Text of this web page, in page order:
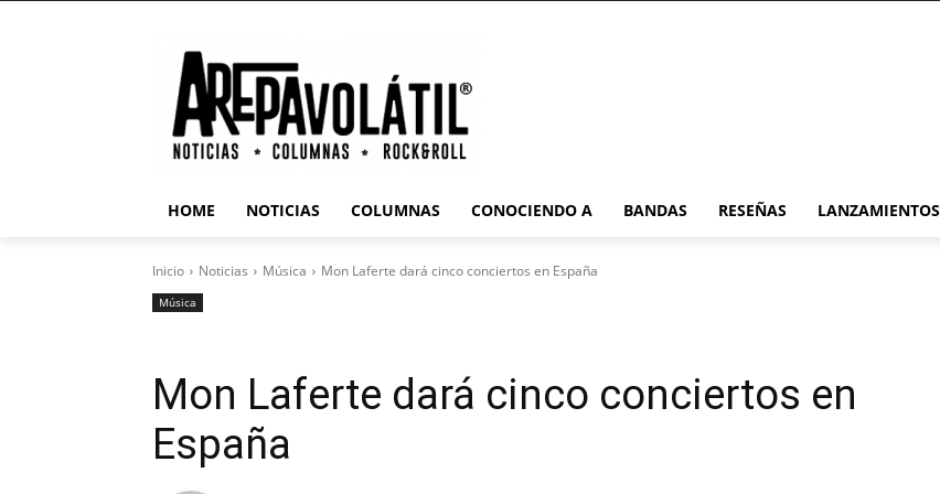
HOME NOTICIAS COLUMNAS CONOCIENDO A BANDAS RESEÑAS LANZAMIENTOS
Inicio Noticias Música Mon Laferte dará cinco conciertos en España
Música
Mon Laferte dará cinco conciertos en
España